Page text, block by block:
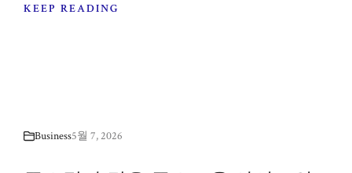
KEEP READING
Business5월 7, 2026